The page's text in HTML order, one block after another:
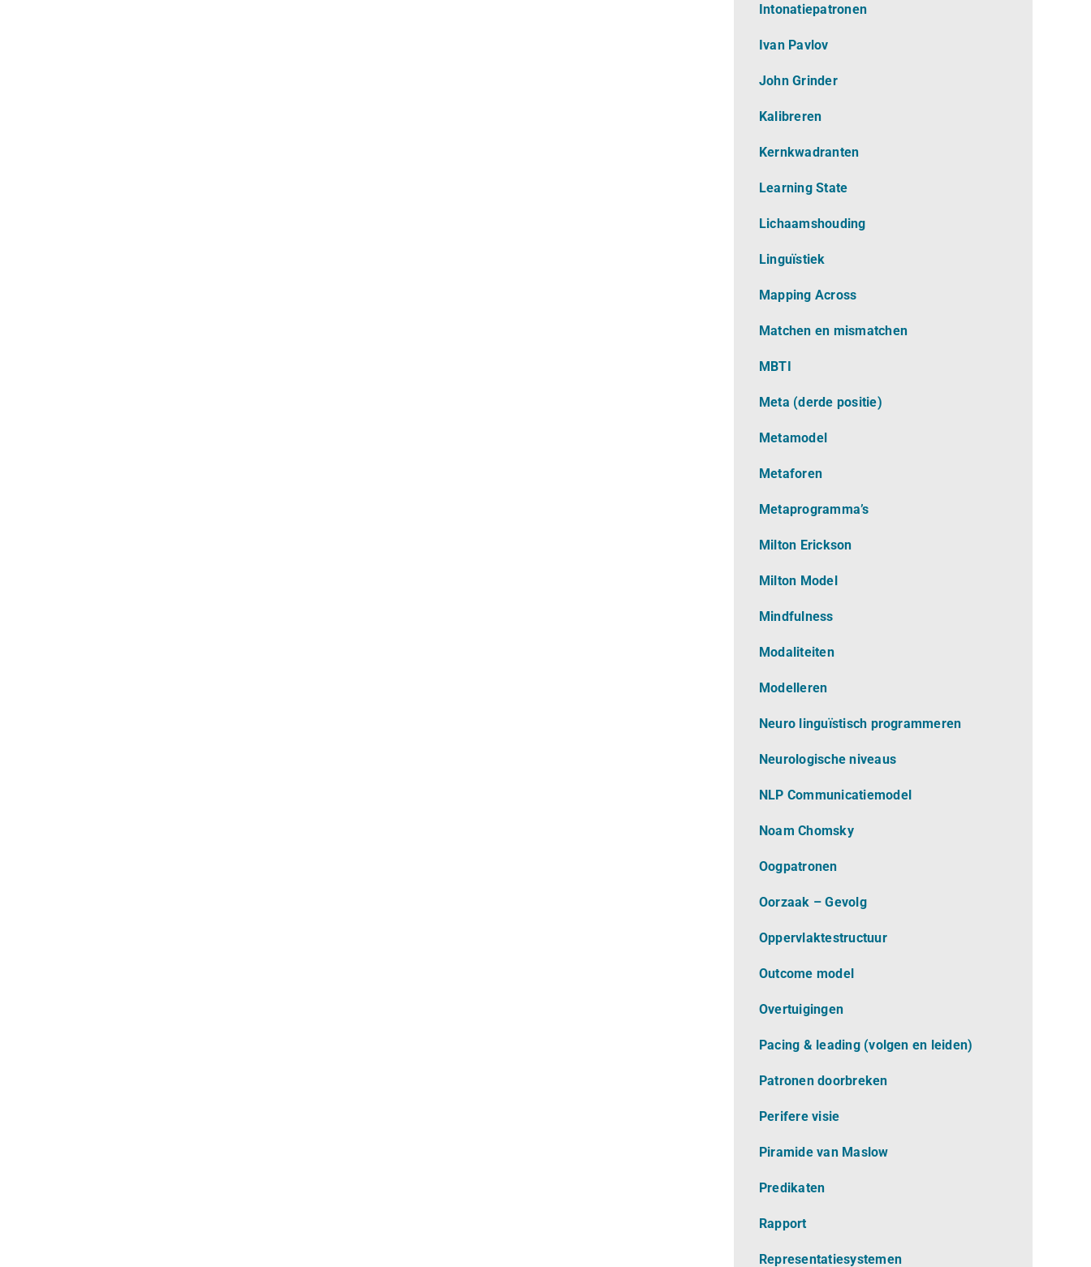
Intonatiepatronen
Ivan Pavlov
John Grinder
Kalibreren
Kernkwadranten
Learning State
Lichaamshouding
Linguïstiek
Mapping Across
Matchen en mismatchen
MBTI
Meta (derde positie)
Metamodel
Metaforen
Metaprogramma’s
Milton Erickson
Milton Model
Mindfulness
Modaliteiten
Modelleren
Neuro linguïstisch programmeren
Neurologische niveaus
NLP Communicatiemodel
Noam Chomsky
Oogpatronen
Oorzaak – Gevolg
Oppervlaktestructuur
Outcome model
Overtuigingen
Pacing & leading (volgen en leiden)
Patronen doorbreken
Perifere visie
Piramide van Maslow
Predikaten
Rapport
Representatiesystemen